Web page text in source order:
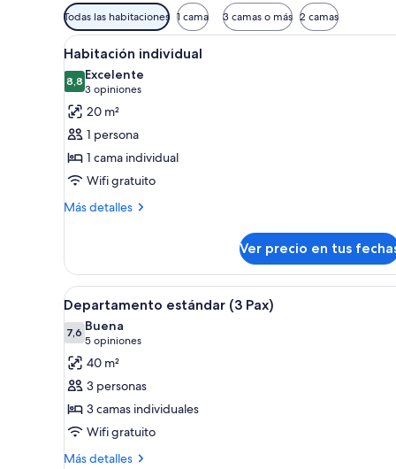
Filtros
disponibles
para
las
habitaciones
Todas las habitaciones 1 cama 3 camas o más 2 camas
Ver
todas
las
fotos
de
Habitación
individual
Un dormitorio con una cama
4
Habitación individual
8,88,8 de 10
Excelente
3 opiniones
(3
opiniones)
20 m²
1 persona
1 cama individual
Wifi gratuito
Más detalles
Más
individual
Ver precio en tus
Ver
todas
las
fotos
de
Departamento
estándar
(3
Pax)
Una habitación con dos
6
Departamento estándar (3 Pax)
7,67,6 de 10
Buena
5 opiniones
(5
opiniones)
40 m²
3 personas
3 camas individuales
Wifi gratuito
Más detalles
Más